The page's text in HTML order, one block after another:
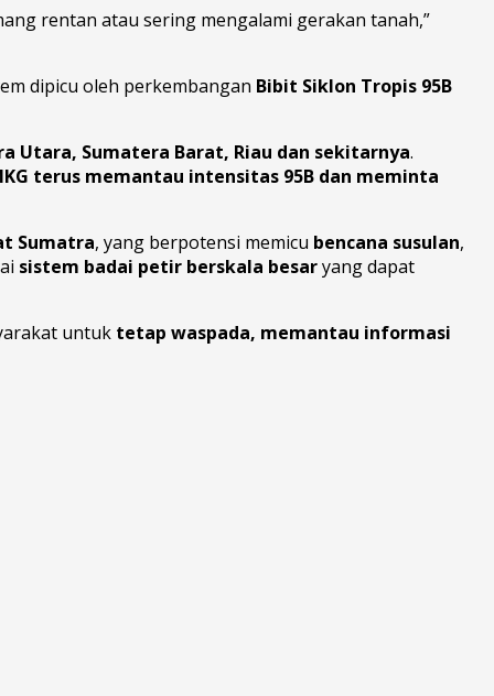
rentan atau sering mengalami gerakan tanah,”
dipicu oleh perkembangan Bibit Siklon Tropis 95B
Utara, Sumatera Barat, Riau dan sekitarnya.
terus memantau intensitas 95B dan meminta
Sumatra, yang berpotensi memicu bencana susulan,
sistem badai petir berskala besaryang dapat
untuk tetap waspada, memantau informasi